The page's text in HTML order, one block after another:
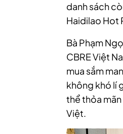
danh sách
Haidilao Hot
Bà Phạm
CBRE Việt
mua sắm
không khó lí
thể thỏa
Việt.